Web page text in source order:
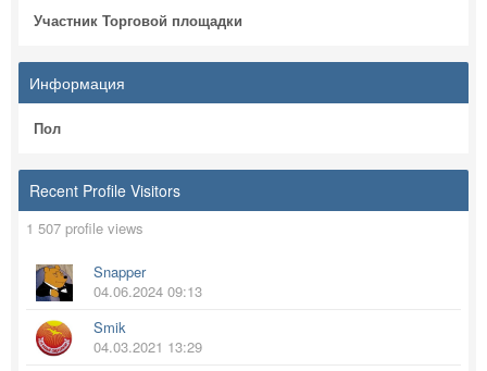
Участник Торговой площадки
Информация
Пол
Recent Profile Visitors
1 507 profile views
Snapper
04.06.2024 09:13
Smik
04.03.2021 13:29